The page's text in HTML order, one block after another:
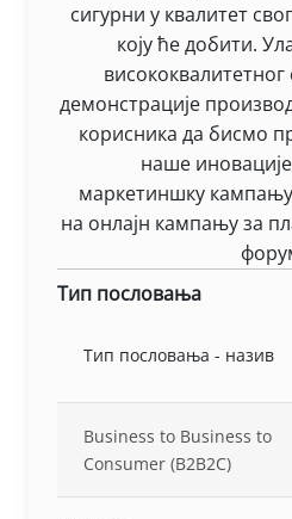
сигурни у квалитет
коју ће добити.
демонстрације
корисника да бисмо
наше
маркетиншку
на онлајн кампању за
Тип пословања
Тип пословања - назив
Business to Business to
Consumer (B2B2C)